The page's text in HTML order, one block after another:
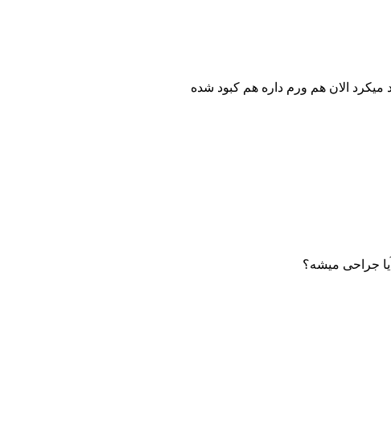
میکرد الان هم ورم داره هم کبود شده
جراحی میشه؟